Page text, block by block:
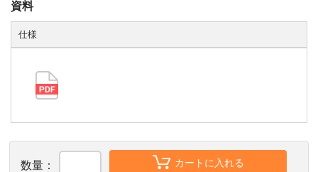
数量： カートに入れる
資料
仕様